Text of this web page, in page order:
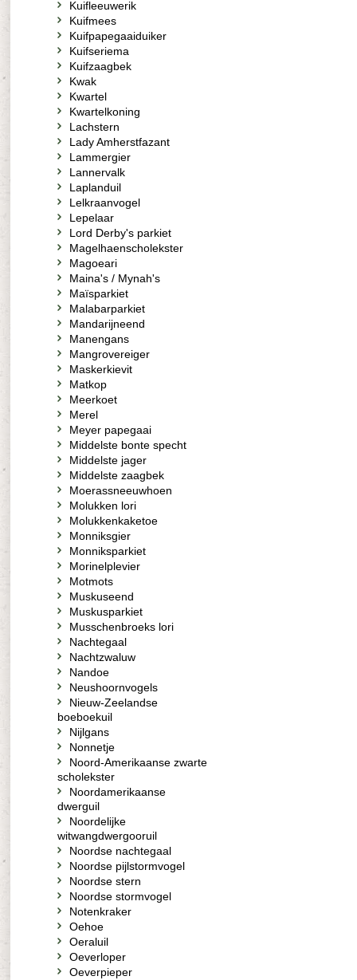
Kuifleeuwerik
Kuifmees
Kuifpapegaaiduiker
Kuifseriema
Kuifzaagbek
Kwak
Kwartel
Kwartelkoning
Lachstern
Lady Amherstfazant
Lammergier
Lannervalk
Laplanduil
Lelkraanvogel
Lepelaar
Lord Derby's parkiet
Magelhaenscholekster
Magoeari
Maina's / Mynah's
Maïsparkiet
Malabarparkiet
Mandarijneend
Manengans
Mangrovereiger
Maskerkievit
Matkop
Meerkoet
Merel
Meyer papegaai
Middelste bonte specht
Middelste jager
Middelste zaagbek
Moerassneeuwhoen
Molukken lori
Molukkenkaketoe
Monniksgier
Monniksparkiet
Morinelplevier
Motmots
Muskuseend
Muskusparkiet
Musschenbroeks lori
Nachtegaal
Nachtzwaluw
Nandoe
Neushoornvogels
Nieuw-Zeelandse
boeboekuil
Nijlgans
Nonnetje
Noord-Amerikaanse zwarte
scholekster
Noordamerikaanse
dwerguil
Noordelijke
witwangdwergooruil
Noordse nachtegaal
Noordse pijlstormvogel
Noordse stern
Noordse stormvogel
Notenkraker
Oehoe
Oeraluil
Oeverloper
Oeverpieper